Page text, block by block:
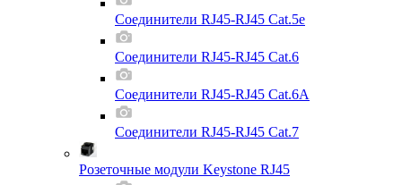
Соединители RJ45-RJ45 Cat.5e
Соединители RJ45-RJ45 Cat.6
Соединители RJ45-RJ45 Cat.6A
Соединители RJ45-RJ45 Cat.7
Розеточные модули Keystone RJ45